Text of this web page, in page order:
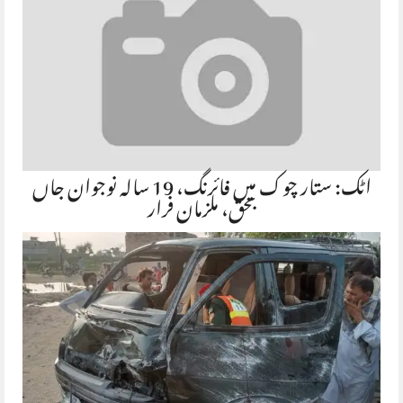
اٹک: ستار چوک میں فائرنگ، 19 سالہ نوجوان جاںبحق، ملزمان فرار